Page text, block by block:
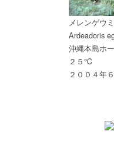
メレンゲウ
Ardeadoris
沖縄本島ホ
２５℃
２００４年